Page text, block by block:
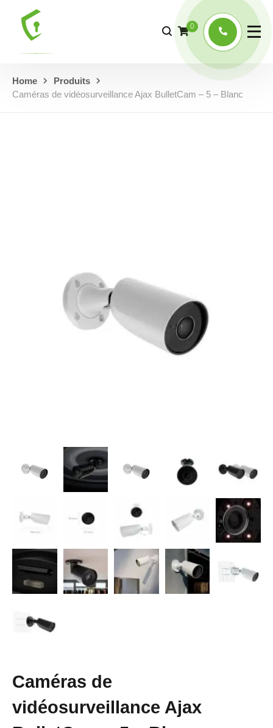
0
Home
Produits
Caméras de vidéosurveillance Ajax BulletCam – 5 – Blanc
Caméras de
vidéosurveillance Ajax